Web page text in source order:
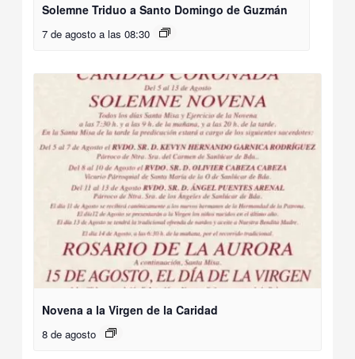
Solemne Triduo a Santo Domingo de Guzmán
7 de agosto a las 08:30
Novena a la Virgen de la Caridad
8 de agosto